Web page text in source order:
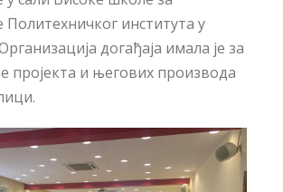
института у
догађаја имала је за
и његових производа